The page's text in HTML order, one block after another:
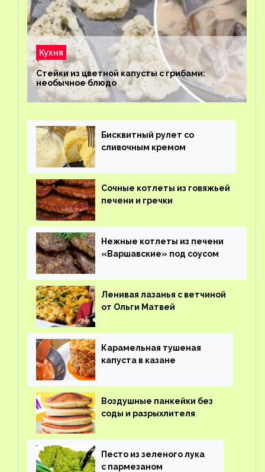
Кухня
Стейки из цветной капусты с грибами:
необычное блюдо
Бисквитный рулет со
сливочным кремом
Сочные котлеты из говяжьей
печени и гречки
Нежные котлеты из печени
«Варшавские» под соусом
Ленивая лазанья с ветчиной
от Ольги Матвей
Карамельная тушеная
капуста в казане
Воздушные панкейки без
соды и разрыхлителя
Песто из зеленого лука
с пармезаном